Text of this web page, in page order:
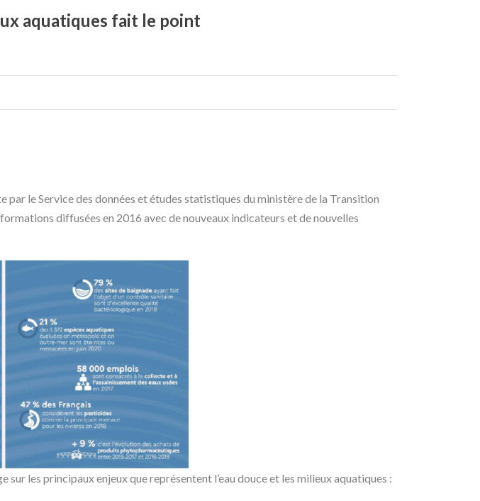
aquatiques fait le point
le Service des données et études statistiques du ministère de la Transition
diffusées en 2016 avec de nouveaux indicateurs et de nouvelles
sur les principaux enjeux que représentent l’eau douce et les milieux aquatiques :